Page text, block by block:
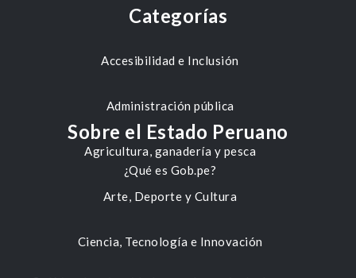
Categorías
Accesibilidad e Inclusión
Administración pública
Agricultura, ganadería y pesca
Arte, Deporte y Cultura
Ciencia, Tecnología e Innovación
Sobre el Estado Peruano
¿Qué es Gob.pe?